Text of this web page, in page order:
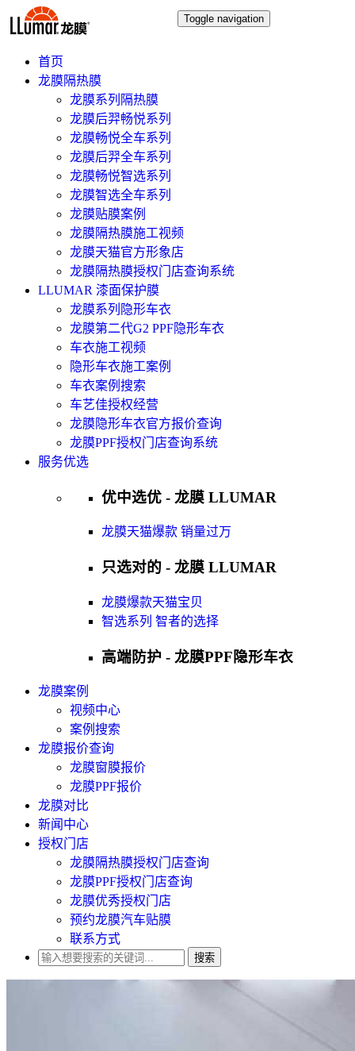
Toggle navigation
首页
龙膜隔热膜
龙膜系列隔热膜
龙膜后羿畅悦系列
龙膜畅悦全车系列
龙膜后羿全车系列
龙膜畅悦智选系列
龙膜智选全车系列
龙膜贴膜案例
龙膜隔热膜施工视频
龙膜天猫官方形象店
龙膜隔热膜授权门店查询系统
LLUMAR 漆面保护膜
龙膜系列隐形车衣
龙膜第二代G2 PPF隐形车衣
车衣施工视频
隐形车衣施工案例
车衣案例搜索
车艺佳授权经营
龙膜隐形车衣官方报价查询
龙膜PPF授权门店查询系统
服务优选
优中选优 - 龙膜 LLUMAR
龙膜天猫爆款 销量过万
只选对的 - 龙膜 LLUMAR
龙膜爆款天猫宝贝
智选系列 智者的选择
高端防护 - 龙膜PPF隐形车衣
龙膜案例
视频中心
案例搜索
龙膜报价查询
龙膜窗膜报价
龙膜PPF报价
龙膜对比
新闻中心
授权门店
龙膜隔热膜授权门店查询
龙膜PPF授权门店查询
龙膜优秀授权门店
预约龙膜汽车贴膜
联系方式
搜索